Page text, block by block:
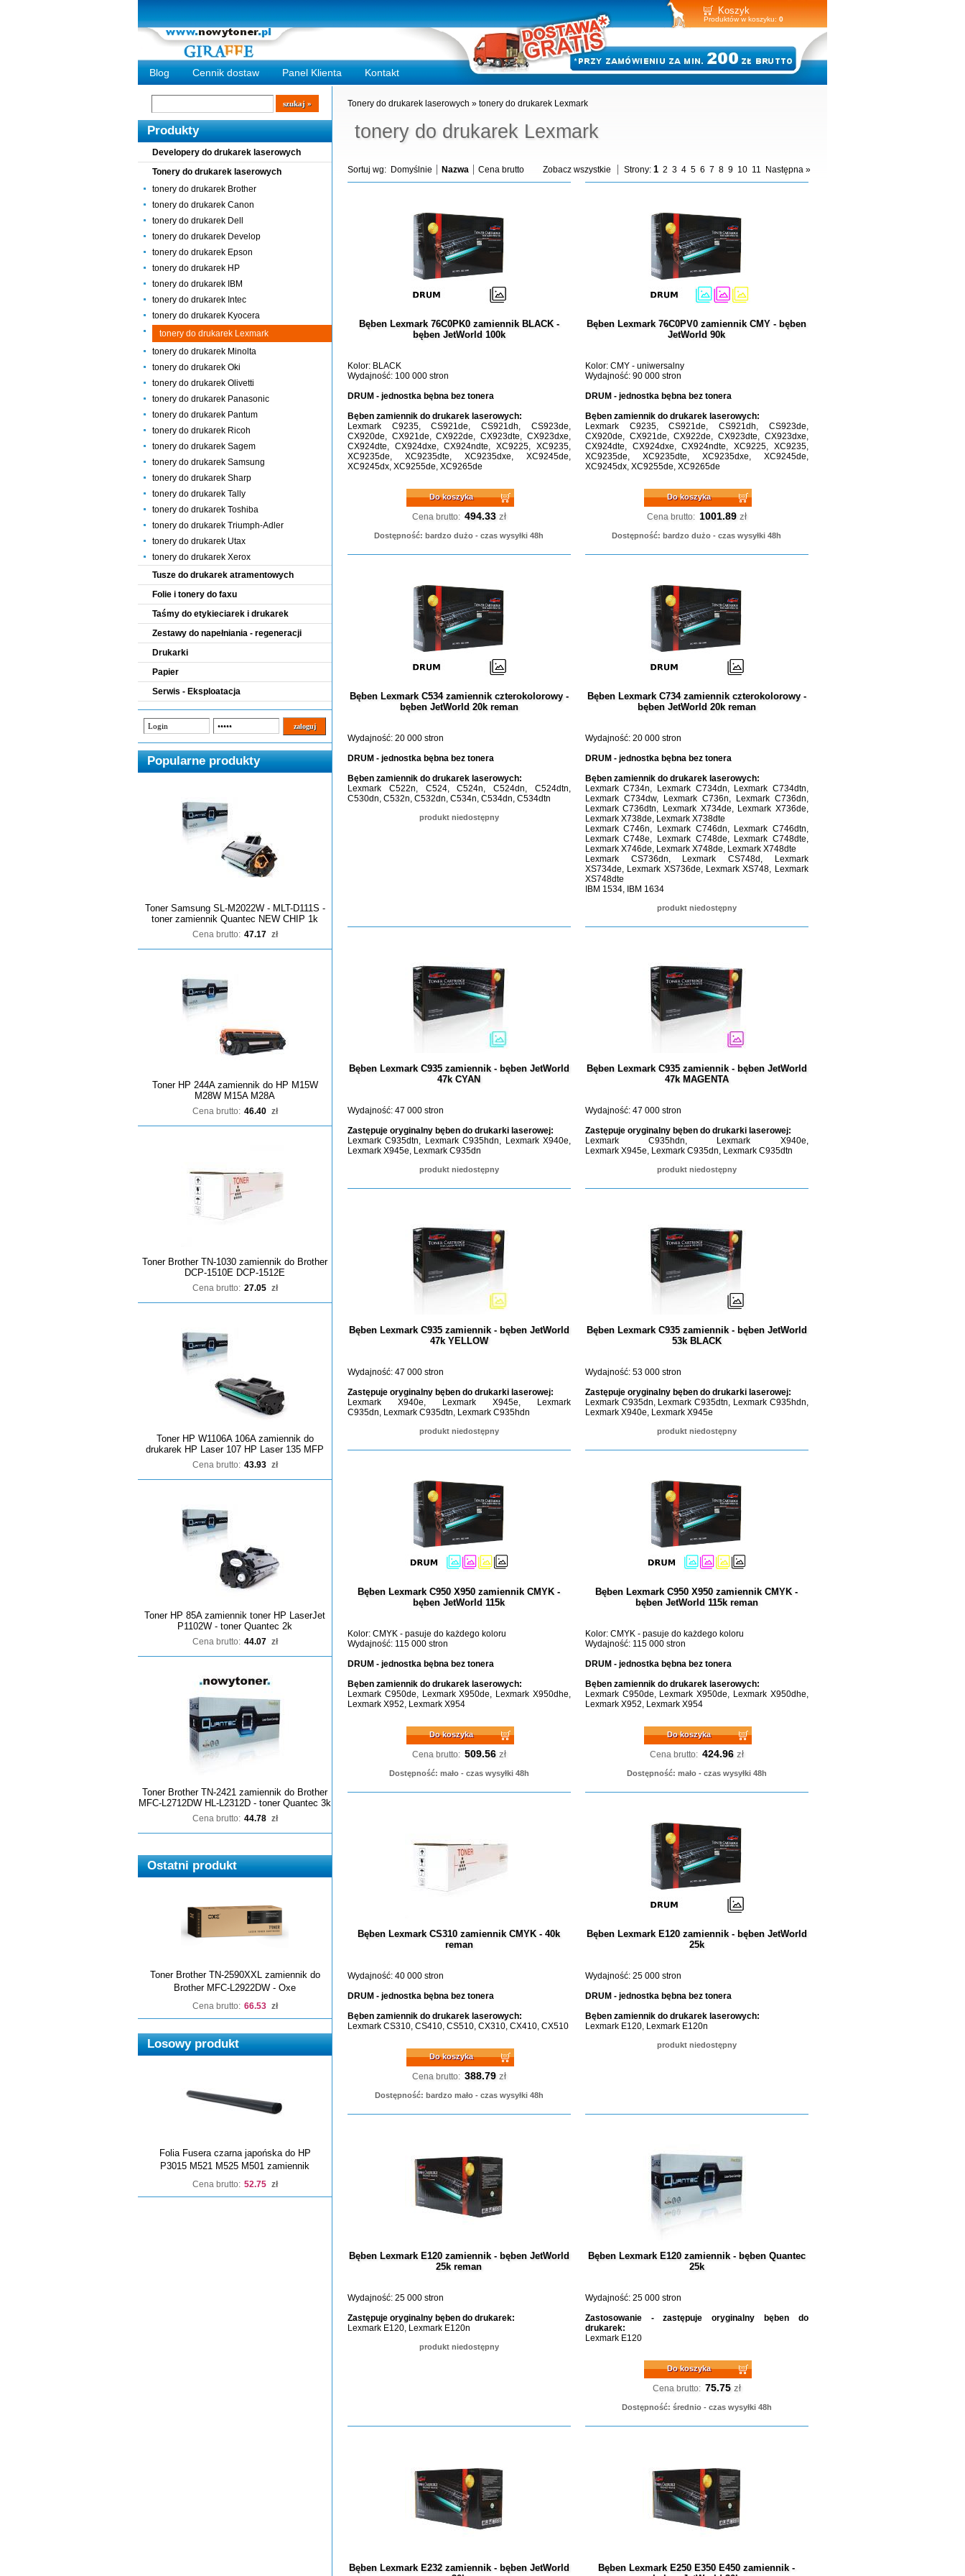
Koszyk
Produktów w koszyku: 0
Blog Cennik dostaw Panel Klienta Kontakt
Wyszukiwarka
szukaj
Produkty
Developery do drukarek laserowych
Tonery do drukarek laserowych
tonery do drukarek Brother
tonery do drukarek Canon
tonery do drukarek Dell
tonery do drukarek Develop
tonery do drukarek Epson
tonery do drukarek HP
tonery do drukarek IBM
tonery do drukarek Intec
tonery do drukarek Kyocera
tonery do drukarek Lexmark
tonery do drukarek Minolta
tonery do drukarek Oki
tonery do drukarek Olivetti
tonery do drukarek Panasonic
tonery do drukarek Pantum
tonery do drukarek Ricoh
tonery do drukarek Sagem
tonery do drukarek Samsung
tonery do drukarek Sharp
tonery do drukarek Tally
tonery do drukarek Toshiba
tonery do drukarek Triumph-Adler
tonery do drukarek Utax
tonery do drukarek Xerox
Tusze do drukarek atramentowych
Folie i tonery do faxu
Taśmy do etykieciarek i drukarek
Zestawy do napełniania - regeneracji
Drukarki
Papier
Serwis - Eksploatacja
Popularne produkty
Toner Samsung SL-M2022W - MLT-D111S -
toner zamiennik Quantec NEW CHIP 1k
Cena brutto: 47.17 zł
Toner HP 244A zamiennik do HP M15W
M28W M15A M28A
Cena brutto: 46.40 zł
Toner Brother TN-1030 zamiennik do Brother
DCP-1510E DCP-1512E
Cena brutto: 27.05 zł
Toner HP W1106A 106A zamiennik do
drukarek HP Laser 107 HP Laser 135 MFP
Cena brutto: 43.93 zł
Toner HP 85A zamiennik toner HP LaserJet
P1102W - toner Quantec 2k
Cena brutto: 44.07 zł
Toner Brother TN-2421 zamiennik do Brother
MFC-L2712DW HL-L2312D - toner Quantec 3k
Cena brutto: 44.78 zł
Ostatni produkt
Toner Brother TN-2590XXL zamiennik do
Brother MFC-L2922DW - Oxe
Cena brutto: 66.53 zł
Losowy produkt
Folia Fusera czarna japońska do HP
P3015 M521 M525 M501 zamiennik
Cena brutto: 52.75 zł
tonery do drukarek Lexmark
Tonery do drukarek laserowych » tonery do drukarek Lexmark
Sortuj wg: Domyślnie Nazwa Cena brutto Zobacz wszystkie Strony: 1 2 3 4 5 6 7 8 9 10 11 Następna »
Bęben Lexmark 76C0PK0 zamiennik BLACK -
bęben JetWorld 100k
Kolor: BLACK
Wydajność: 100 000 stron
DRUM - jednostka bębna bez tonera
Bęben zamiennik do drukarek laserowych:
Lexmark C9235, CS921de, CS921dh, CS923de,
CX920de, CX921de, CX922de, CX923dte, CX923dxe,
CX924dte, CX924dxe, CX924ndte, XC9225, XC9235,
XC9235de, XC9235dte, XC9235dxe, XC9245de,
XC9245dx, XC9255de, XC9265de
Do koszyka
Cena brutto: 494.33 zł
Dostępność: bardzo dużo - czas wysyłki 48h
Bęben Lexmark 76C0PV0 zamiennik CMY - bęben
JetWorld 90k
Kolor: CMY - uniwersalny
Wydajność: 90 000 stron
DRUM - jednostka bębna bez tonera
Bęben zamiennik do drukarek laserowych:
Lexmark C9235, CS921de, CS921dh, CS923de,
CX920de, CX921de, CX922de, CX923dte, CX923dxe,
CX924dte, CX924dxe, CX924ndte, XC9225, XC9235,
XC9235de, XC9235dte, XC9235dxe, XC9245de,
XC9245dx, XC9255de, XC9265de
Do koszyka
Cena brutto: 1001.89 zł
Dostępność: bardzo dużo - czas wysyłki 48h
Bęben Lexmark C534 zamiennik czterokolorowy -
bęben JetWorld 20k reman
Wydajność: 20 000 stron
DRUM - jednostka bębna bez tonera
Bęben zamiennik do drukarek laserowych:
Lexmark C522n, C524, C524n, C524dn, C524dtn,
C530dn, C532n, C532dn, C534n, C534dn, C534dtn
produkt niedostępny
Bęben Lexmark C734 zamiennik czterokolorowy -
bęben JetWorld 20k reman
Wydajność: 20 000 stron
DRUM - jednostka bębna bez tonera
Bęben zamiennik do drukarek laserowych:
Lexmark C734n, Lexmark C734dn, Lexmark C734dtn,
Lexmark C734dw, Lexmark C736n, Lexmark C736dn,
Lexmark C736dtn, Lexmark X734de, Lexmark X736de,
Lexmark X738de, Lexmark X738dte
Lexmark C746n, Lexmark C746dn, Lexmark C746dtn,
Lexmark C748e, Lexmark C748de, Lexmark C748dte,
Lexmark X746de, Lexmark X748de, Lexmark X748dte
Lexmark CS736dn, Lexmark CS748d, Lexmark
XS734de, Lexmark XS736de, Lexmark XS748, Lexmark
XS748dte
IBM 1534, IBM 1634
produkt niedostępny
Bęben Lexmark C935 zamiennik - bęben JetWorld
47k CYAN
Wydajność: 47 000 stron
Zastępuje oryginalny bęben do drukarki laserowej:
Lexmark C935dtn, Lexmark C935hdn, Lexmark X940e,
Lexmark X945e, Lexmark C935dn
produkt niedostępny
Bęben Lexmark C935 zamiennik - bęben JetWorld
47k MAGENTA
Wydajność: 47 000 stron
Zastępuje oryginalny bęben do drukarki laserowej:
Lexmark C935hdn, Lexmark X940e,
Lexmark X945e, Lexmark C935dn, Lexmark C935dtn
produkt niedostępny
Bęben Lexmark C935 zamiennik - bęben JetWorld
47k YELLOW
Wydajność: 47 000 stron
Zastępuje oryginalny bęben do drukarki laserowej:
Lexmark X940e, Lexmark X945e, Lexmark
C935dn, Lexmark C935dtn, Lexmark C935hdn
produkt niedostępny
Bęben Lexmark C935 zamiennik - bęben JetWorld
53k BLACK
Wydajność: 53 000 stron
Zastępuje oryginalny bęben do drukarki laserowej:
Lexmark C935dn, Lexmark C935dtn, Lexmark C935hdn,
Lexmark X940e, Lexmark X945e
produkt niedostępny
Bęben Lexmark C950 X950 zamiennik CMYK -
bęben JetWorld 115k
Kolor: CMYK - pasuje do każdego koloru
Wydajność: 115 000 stron
DRUM - jednostka bębna bez tonera
Bęben zamiennik do drukarek laserowych:
Lexmark C950de, Lexmark X950de, Lexmark X950dhe,
Lexmark X952, Lexmark X954
Do koszyka
Cena brutto: 509.56 zł
Dostępność: mało - czas wysyłki 48h
Bęben Lexmark C950 X950 zamiennik CMYK -
bęben JetWorld 115k reman
Kolor: CMYK - pasuje do każdego koloru
Wydajność: 115 000 stron
DRUM - jednostka bębna bez tonera
Bęben zamiennik do drukarek laserowych:
Lexmark C950de, Lexmark X950de, Lexmark X950dhe,
Lexmark X952, Lexmark X954
Do koszyka
Cena brutto: 424.96 zł
Dostępność: mało - czas wysyłki 48h
Bęben Lexmark CS310 zamiennik CMYK - 40k
reman
Wydajność: 40 000 stron
DRUM - jednostka bębna bez tonera
Bęben zamiennik do drukarek laserowych:
Lexmark CS310, CS410, CS510, CX310, CX410, CX510
Do koszyka
Cena brutto: 388.79 zł
Dostępność: bardzo mało - czas wysyłki 48h
Bęben Lexmark E120 zamiennik - bęben JetWorld
25k
Wydajność: 25 000 stron
DRUM - jednostka bębna bez tonera
Bęben zamiennik do drukarek laserowych:
Lexmark E120, Lexmark E120n
produkt niedostępny
Bęben Lexmark E120 zamiennik - bęben JetWorld
25k reman
Wydajność: 25 000 stron
Zastępuje oryginalny bęben do drukarek:
Lexmark E120, Lexmark E120n
produkt niedostępny
Bęben Lexmark E120 zamiennik - bęben Quantec
25k
Wydajność: 25 000 stron
Zastosowanie - zastępuje oryginalny bęben do
drukarek:
Lexmark E120
Do koszyka
Cena brutto: 75.75 zł
Dostępność: średnio - czas wysyłki 48h
Bęben Lexmark E232 zamiennik - bęben JetWorld
Bęben Lexmark E250 E350 E450 zamiennik -